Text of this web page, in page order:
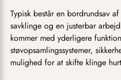
Typisk består en bordrundsav
savklinge og en justerbar
kommer med yderligere
støvopsamlingssystemer,
mulighed for at skifte klinge